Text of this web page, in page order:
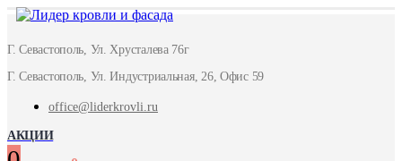
Г. Севастополь, Ул. Хрусталева 76г
Г. Севастополь, Ул. Индустриальная, 26, Офис 59
office@liderkrovli.ru
АКЦИИ